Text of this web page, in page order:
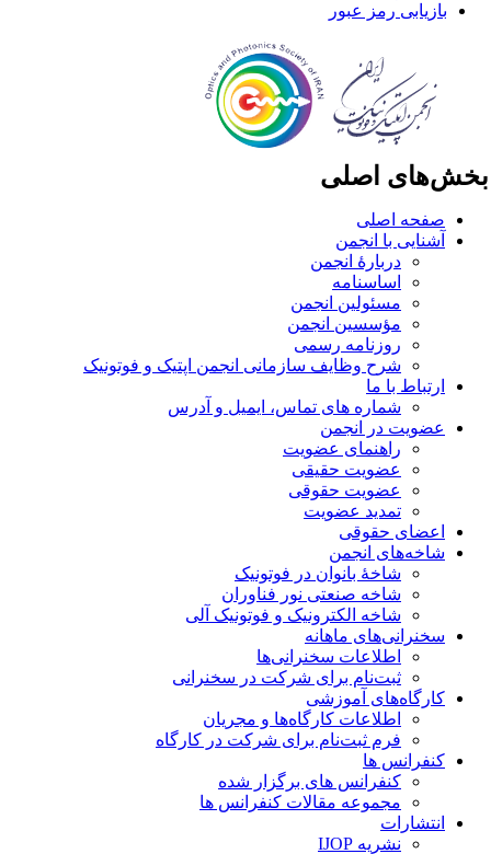
بازیابی رمز عبور
اصلی
صفحه اصلی
آشنایی با انجمن
دربارۀ انجمن
اساسنامه
مسئولین انجمن
مؤسسین انجمن
روزنامه رسمی
شرح وظایف سازمانی انجمن اپتیک و فوتونیک
ارتباط با ما
شماره های تماس، ایمیل و آدرس
عضویت در انجمن
راهنمای عضویت
عضویت حقیقی
عضویت حقوقی
تمدید عضویت
اعضای حقوقی
شاخه‌های انجمن
شاخۀ بانوان در فوتونیک
شاخه صنعتی نور فناوران
شاخه‌ الکترونیک و فوتونیک آلی
سخنرانی‌های ماهانه
اطلاعات سخنرانی‌‌ها
ثبت‌نام برای شرکت در سخنرانی
کارگاه‌های آموزشی
اطلاعات کارگاه‌ها و مجریان
فرم ثبت‌نام برای شرکت در کارگاه
کنفرانس ها
کنفرانس های برگزار شده
مجموعه مقالات کنفرانس ها
انتشارات
نشریه IJOP